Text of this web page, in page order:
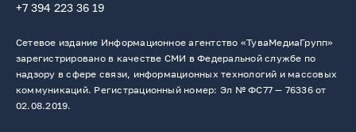
+7 394 223 36 19
Сетевое издание Информационное агентство «ТуваМедиаГрупп»
зарегистрировано в качестве СМИ в Федеральной службе по
надзору в сфере связи, информационных технологий и массовых
коммуникаций. Регистрационный номер: Эл № ФС77 — 76336 от
02.08.2019.